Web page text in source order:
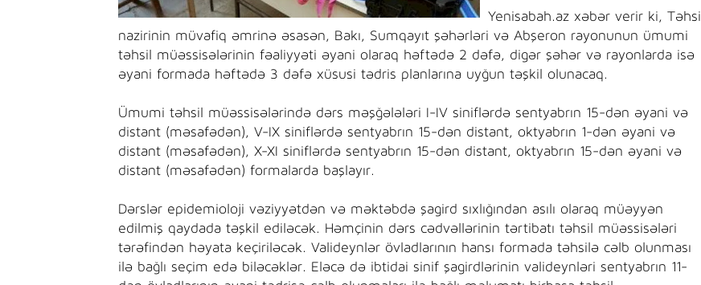
Yenisabah.az xəbər verir ki, Təhsil
nazirinin müvafiq əmrinə əsasən, Bakı, Sumqayıt şəhərləri və Abşeron rayonunun ümumi
təhsil müəssisələrinin fəaliyyəti əyani olaraq həftədə 2 dəfə, digər şəhər və rayonlarda isə
əyani formada həftədə 3 dəfə xüsusi tədris planlarına uyğun təşkil olunacaq.
Ümumi təhsil müəssisələrində dərs məşğələləri I-IV siniflərdə sentyabrın 15-dən əyani və
distant (məsafədən), V-IX siniflərdə sentyabrın 15-dən distant, oktyabrın 1-dən əyani və
distant (məsafədən), X-XI siniflərdə sentyabrın 15-dən distant, oktyabrın 15-dən əyani və
distant (məsafədən) formalarda başlayır.
Dərslər epidemioloji vəziyyətdən və məktəbdə şagird sıxlığından asılı olaraq müəyyən
edilmiş qaydada təşkil ediləcək. Həmçinin dərs cədvəllərinin tərtibatı təhsil müəssisələri
tərəfindən həyata keçiriləcək. Valideynlər övladlarının hansı formada təhsilə cəlb olunması
ilə bağlı seçim edə biləcəklər. Eləcə də ibtidai sinif şagirdlərinin valideynləri sentyabrın 11-